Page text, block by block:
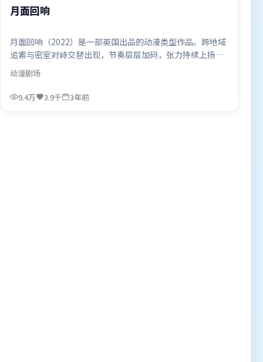
月面回响
月面回响（2022）是一部英国出品的动漫类型作品。跨地域
追索与密室对峙交替出现，节奏层层加码，张力持续上扬。
摄影与美术共同营造出强烈地域气质，增强沉浸感。由北野
武执导，王景春、梁朝伟、黄政民，肖战、托尼·贾、古天
乐等联袂出演。影片于2022年9月7日（英国）在部分地区首
动漫剧场
9.4万 3.9千 3年前